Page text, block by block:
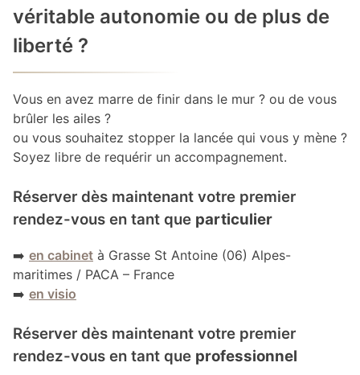
véritable autonomie ou de plus de
liberté ?
Vous en avez marre de finir dans le mur ? ou de vous
brûler les ailes ?
ou vous souhaitez stopper la lancée qui vous y mène ?
Soyez libre de requérir un accompagnement.
Réserver dès maintenant votre premier
rendez-vous en tant que particulier
➡️ en cabinet à Grasse St Antoine (06) Alpes-
maritimes / PACA – France
➡️ en visio
Réserver dès maintenant votre premier
rendez-vous en tant que professionnel